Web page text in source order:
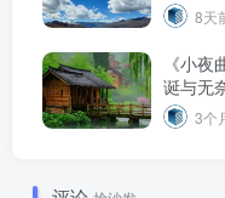
8天
《小
诞与无
3个